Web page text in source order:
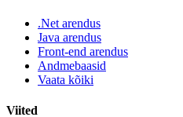
.Net arendus
Java arendus
Front-end arendus
Andmebaasid
Vaata kõiki
Viited